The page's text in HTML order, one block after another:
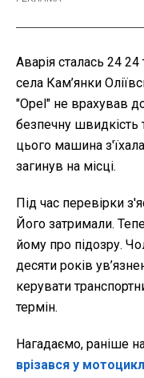
Аварія сталась 24
села Кам’янки
"Opel" не врахував
безпечну швидкість
цього машина
загинув на місці.
Під час перевірки
Його затримали.
йому про підозру.
десяти років
керувати
термін.
Нагадаємо, раніше
врізався у мотоцикл